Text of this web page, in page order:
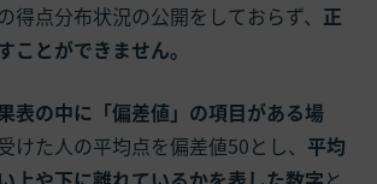
得点分布状況の公開をしておらず、 正
ことができません。
表の中に「偏差値」の項目がある場
けた人の平均点を偏差値50とし、 平均